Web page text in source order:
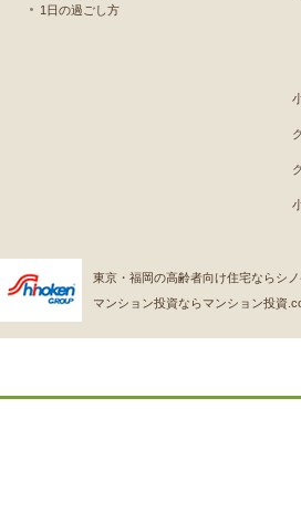
1日の過ごし方
東京・福岡の高齢者向け住宅ならシ
マンション投資ならマンション投資